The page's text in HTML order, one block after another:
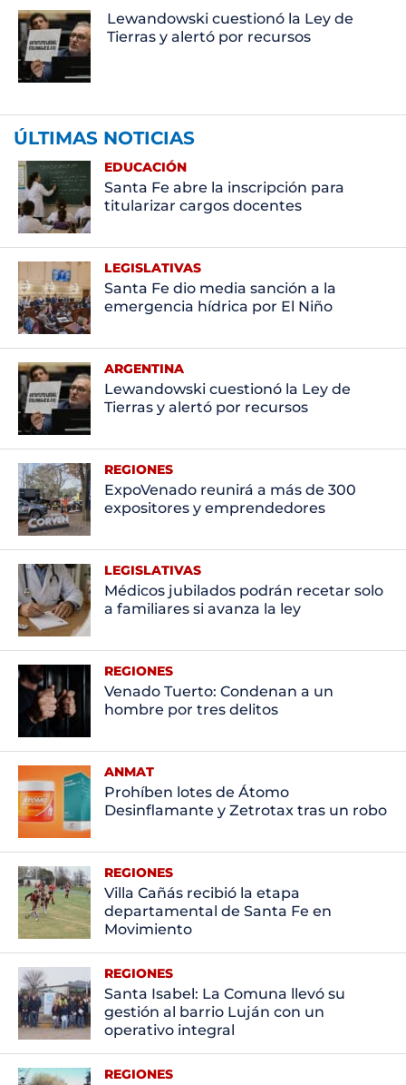
Lewandowski cuestionó la Ley de
Tierras y alertó por recursos
ÚLTIMAS NOTICIAS
EDUCACIÓN
Santa Fe abre la inscripción para
titularizar cargos docentes
LEGISLATIVAS
Santa Fe dio media sanción a la
emergencia hídrica por El Niño
ARGENTINA
Lewandowski cuestionó la Ley de
Tierras y alertó por recursos
REGIONES
ExpoVenado reunirá a más de 300
expositores y emprendedores
LEGISLATIVAS
Médicos jubilados podrán recetar solo
a familiares si avanza la ley
REGIONES
Venado Tuerto: Condenan a un
hombre por tres delitos
ANMAT
Prohíben lotes de Átomo
Desinflamante y Zetrotax tras un robo
REGIONES
Villa Cañás recibió la etapa
departamental de Santa Fe en
Movimiento
REGIONES
Santa Isabel: La Comuna llevó su
gestión al barrio Luján con un
operativo integral
REGIONES